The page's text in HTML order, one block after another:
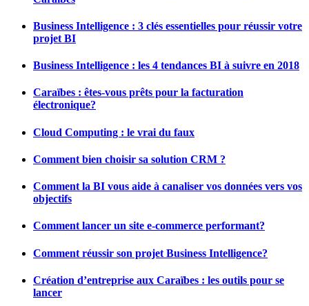
Business Intelligence : 3 clés essentielles pour réussir votre
projet BI
Business Intelligence : les 4 tendances BI à suivre en 2018
Caraïbes : êtes-vous prêts pour la facturation
électronique?
Cloud Computing : le vrai du faux
Comment bien choisir sa solution CRM ?
Comment la BI vous aide à canaliser vos données vers vos
objectifs
Comment lancer un site e-commerce performant?
Comment réussir son projet Business Intelligence?
Création d’entreprise aux Caraïbes : les outils pour se
lancer